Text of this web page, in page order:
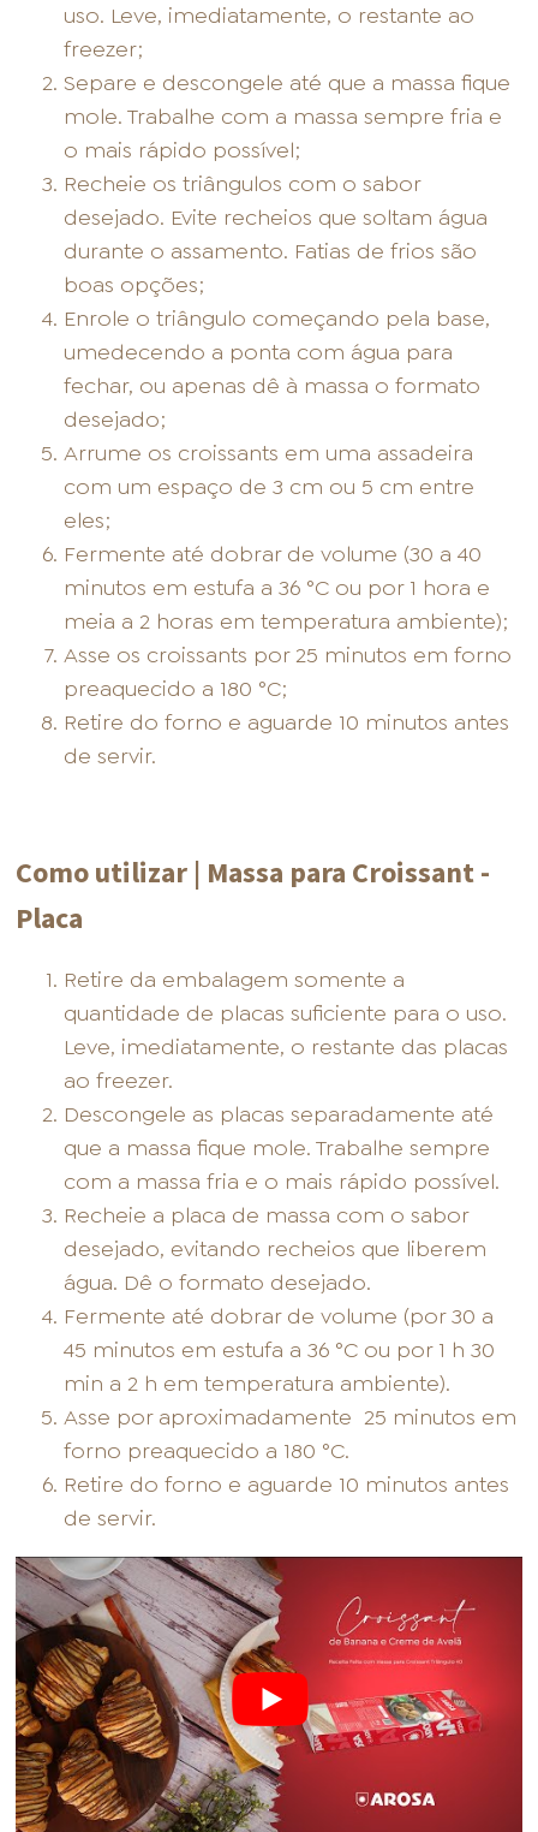
uso. Leve, imediatamente, o restante ao
freezer;
Separe e descongele até que a massa fique
mole. Trabalhe com a massa sempre fria e
o mais rápido possível;
Recheie os triângulos com o sabor
desejado. Evite recheios que soltam água
durante o assamento. Fatias de frios são
boas opções;
Enrole o triângulo começando pela base,
umedecendo a ponta com água para
fechar, ou apenas dê à massa o formato
desejado;
Arrume os croissants em uma assadeira
com um espaço de 3 cm ou 5 cm entre
eles;
Fermente até dobrar de volume (30 a 40
minutos em estufa a 36 °C ou por 1 hora e
meia a 2 horas em temperatura ambiente);
Asse os croissants por 25 minutos em forno
preaquecido a 180 °C;
Retire do forno e aguarde 10 minutos antes
de servir.
Como utilizar | Massa para Croissant -
Placa
Retire da embalagem somente a
quantidade de placas suficiente para o uso.
Leve, imediatamente, o restante das placas
ao freezer.
Descongele as placas separadamente até
que a massa fique mole. Trabalhe sempre
com a massa fria e o mais rápido possível.
Recheie a placa de massa com o sabor
desejado, evitando recheios que liberem
água. Dê o formato desejado.
Fermente até dobrar de volume (por 30 a
45 minutos em estufa a 36 °C ou por 1 h 30
min a 2 h em temperatura ambiente).
Asse por aproximadamente 25 minutos em
forno preaquecido a 180 °C.
Retire do forno e aguarde 10 minutos antes
de servir.